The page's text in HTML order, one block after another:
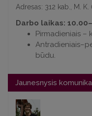
Adresas: 312 kab., M.
Darbo laikas:
Pirmadieniais –
būdu.
Jaunesnysis